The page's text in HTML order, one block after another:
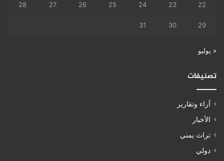
22
23
24
25
26
27
28
29
30
31
« يوليو
تصنيفات
آراء وتقارير
الأخبار
تراث يمني
دولي